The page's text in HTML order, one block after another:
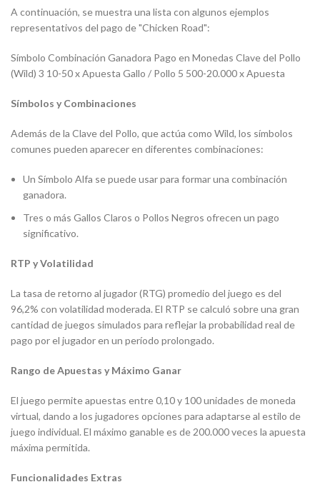
A continuación, se muestra una lista con algunos ejemplos
representativos del pago de "Chicken Road":
Símbolo Combinación Ganadora Pago en Monedas Clave del Pollo
(Wild) 3 10-50 x Apuesta Gallo / Pollo 5 500-20.000 x Apuesta
Símbolos y Combinaciones
Además de la Clave del Pollo, que actúa como Wild, los símbolos
comunes pueden aparecer en diferentes combinaciones:
Un Símbolo Alfa se puede usar para formar una combinación
ganadora.
Tres o más Gallos Claros o Pollos Negros ofrecen un pago
significativo.
RTP y Volatilidad
La tasa de retorno al jugador (RTG) promedio del juego es del
96,2% con volatilidad moderada. El RTP se calculó sobre una gran
cantidad de juegos simulados para reflejar la probabilidad real de
pago por el jugador en un período prolongado.
Rango de Apuestas y Máximo Ganar
El juego permite apuestas entre 0,10 y 100 unidades de moneda
virtual, dando a los jugadores opciones para adaptarse al estilo de
juego individual. El máximo ganable es de 200.000 veces la apuesta
máxima permitida.
Funcionalidades Extras